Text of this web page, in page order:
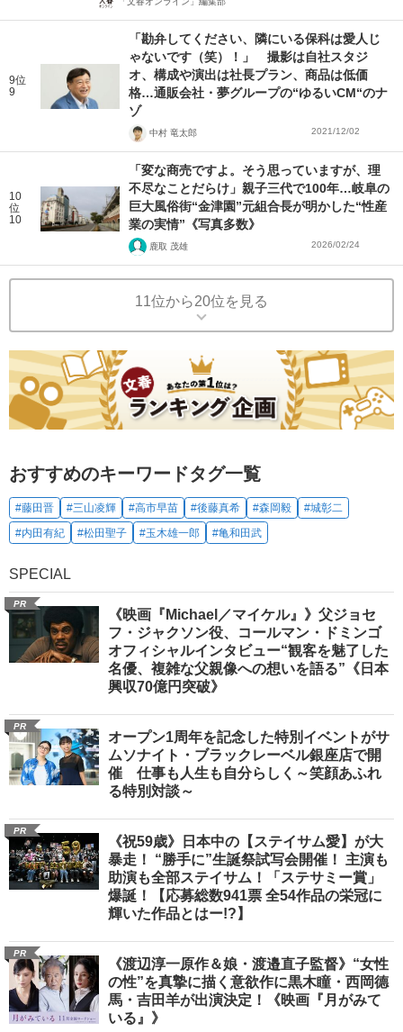
9位
9
「勘弁してください、隣にいる保科は愛人じ
ゃないです（笑）！」 撮影は自社スタジ
オ、構成や演出は社長プラン、商品は低価
格…通販会社・夢グループの“ゆるいCM“のナ
ゾ
中村 竜太郎 2021/12/02
10
位
10
「変な商売ですよ。そう思っていますが、理
不尽なことだらけ」親子三代で100年…岐阜の
巨大風俗街“金津園”元組合長が明かした“性産
業の実情”《写真多数》
鹿取 茂雄 2026/02/24
11位から20位を見る
おすすめのキーワードタグ一覧
#藤田晋 #三山凌輝 #高市早苗 #後藤真希 #森岡毅
#城彰二
#内田有紀
#松田聖子 #玉木雄一郎 #亀和田武
SPECIAL
PR
《映画『Michael／マイケル』》父ジョセ
フ・ジャクソン役、コールマン・ドミンゴ
オフィシャルインタビュー“観客を魅了した
名優、複雑な父親像への想いを語る”《日本
興収70億円突破》
PR
オープン1周年を記念した特別イベントがサ
ムソナイト・ブラックレーベル銀座店で開
催 仕事も人生も自分らしく～笑顔あふれ
る特別対談～
PR
《祝59歳》日本中の【ステイサム愛】が大
暴走！ “勝手に”生誕祭試写会開催！ 主演も
助演も全部ステイサム！「ステサミー賞」
爆誕！【応募総数941票 全54作品の栄冠に
輝いた作品とはー!?】
PR
《渡辺淳一原作＆娘・渡邉直子監督》“女性
の性”を真摯に描く意欲作に黒木瞳・西岡德
馬・吉田羊が出演決定！《映画『月がみて
いる』》